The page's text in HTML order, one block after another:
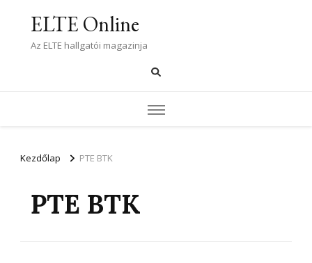
ELTE Online
Az ELTE hallgatói magazinja
Kezdőlap PTE BTK
PTE BTK